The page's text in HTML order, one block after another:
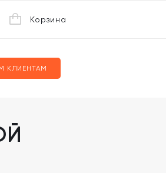
КЛИЕНТАМ
Корзина